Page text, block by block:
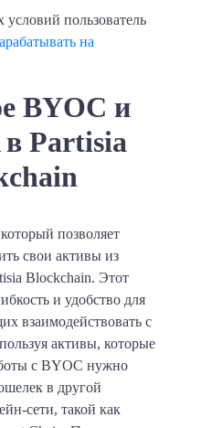
пользователь
на
BYOC и
Partisia
позволяет
свои активы из
Blockchain. Этот
и удобство для
взаимодействовать с
активы, которые
с BYOC нужно
в другой
сети, такой как